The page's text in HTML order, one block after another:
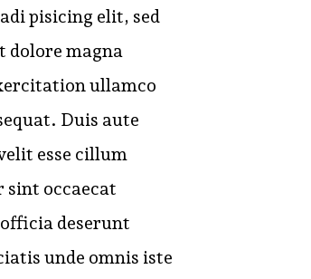
pisicing elit, sed
dolore magna
ullamco
Duis aute
esse cillum
sint occaecat
deserunt
unde omnis iste